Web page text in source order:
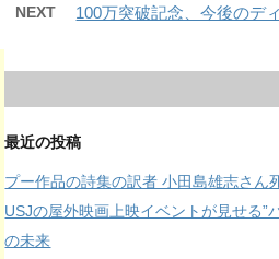
NEXT 100万突破記念、今後のデ
最近の投稿
プー作品の詩集の訳者 小田島雄志さん
USJの屋外映画上映イベントが見せる”
の未来